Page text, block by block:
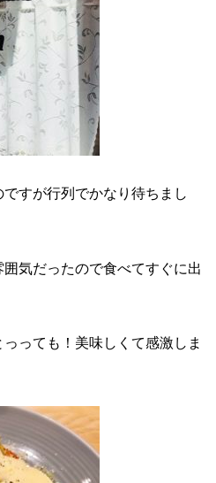
すが行列でかなり待ちまし
気だったので食べてすぐに出
っても！美味しくて感激しま